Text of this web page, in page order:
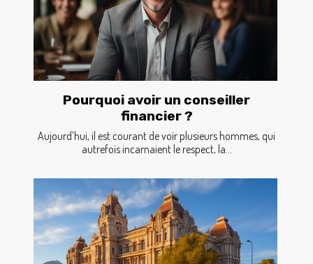
Pourquoi avoir un conseiller
financier ?
Aujourd’hui, il est courant de voir plusieurs hommes, qui
autrefois incarnaient le respect, la...